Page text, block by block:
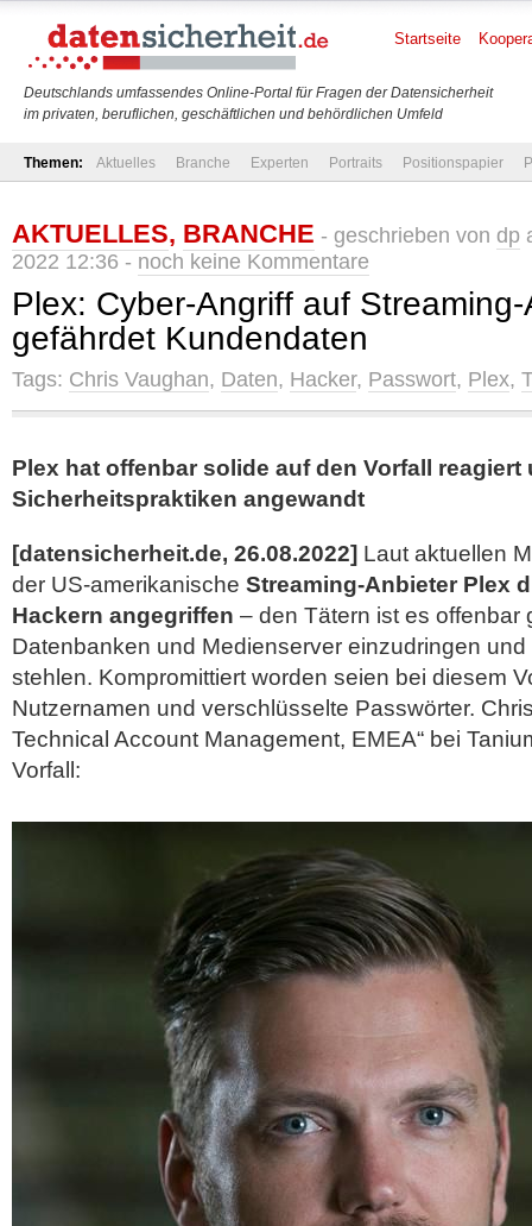
Deutschlands umfassendes Online-Portal für Fragen der Datensicherheit
im privaten, beruflichen, geschäftlichen und behördlichen Umfeld
Startseite
Themen: Aktuelles Branche Experten Portraits Positionspapier
AKTUELLES, BRANCHE - geschrieben von dp
2022 12:36 - noch keine Kommentare
Plex: Cyber-Angriff auf
gefährdet Kundendaten
Tags: Chris Vaughan, Daten, Hacker, Passwort, Plex,
Plex hat offenbar solide auf den Vorfall reagiert
Sicherheitspraktiken angewandt
[datensicherheit.de, 26.08.2022] Laut aktuellen
der US-amerikanische Streaming-Anbieter Plex
Hackern angegriffen – den Tätern ist es offenbar
Datenbanken und Medienserver einzudringen
stehlen. Kompromittiert worden seien bei diesem
Nutzernamen und verschlüsselte Passwörter.
Technical Account Management, EMEA“ bei
Vorfall: